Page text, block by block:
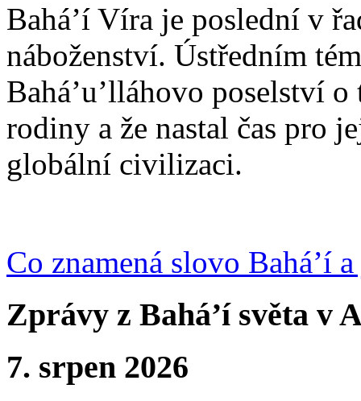
Bahá’í Víra je poslední v
náboženství. Ústředním
Bahá’u’lláhovo poselství
rodiny a že nastal čas pro
globální civilizaci.
Co znamená slovo Bahá’í
Zprávy z Bahá’í světa v
7. srpen 2026